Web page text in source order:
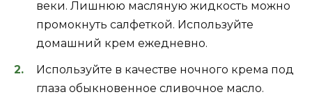
веки. Лишнюю масляную жидкость можно
промокнуть салфеткой. Используйте
домашний крем ежедневно.
Используйте в качестве ночного крема под
глаза обыкновенное сливочное масло.